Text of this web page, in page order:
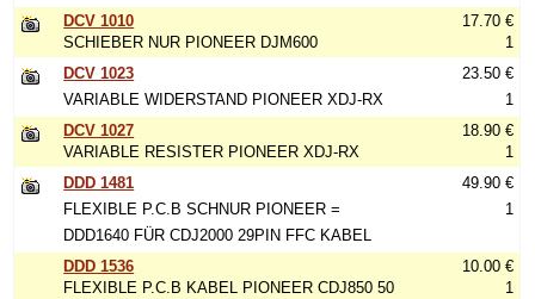
DCV 1010
SCHIEBER NUR PIONEER DJM600
17.70 €
1
DCV 1023
VARIABLE WIDERSTAND PIONEER XDJ-RX
23.50 €
1
DCV 1027
VARIABLE RESISTER PIONEER XDJ-RX
18.90 €
1
DDD 1481
FLEXIBLE P.C.B SCHNUR PIONEER =
DDD1640 FÜR CDJ2000 29PIN FFC KABEL
49.90 €
1
DDD 1536
FLEXIBLE P.C.B KABEL PIONEER CDJ850 50
10.00 €
1